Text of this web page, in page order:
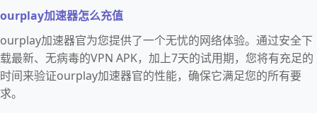
ourplay加速器怎么充值
ourplay加速器官为您提供了一个无忧的网络体验。通过安全下
载最新、无病毒的VPN APK，加上7天的试用期，您将有充足的
时间来验证ourplay加速器官的性能，确保它满足您的所有要
求。